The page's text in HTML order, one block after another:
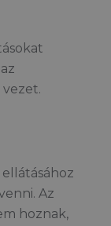
Az
hoznak,